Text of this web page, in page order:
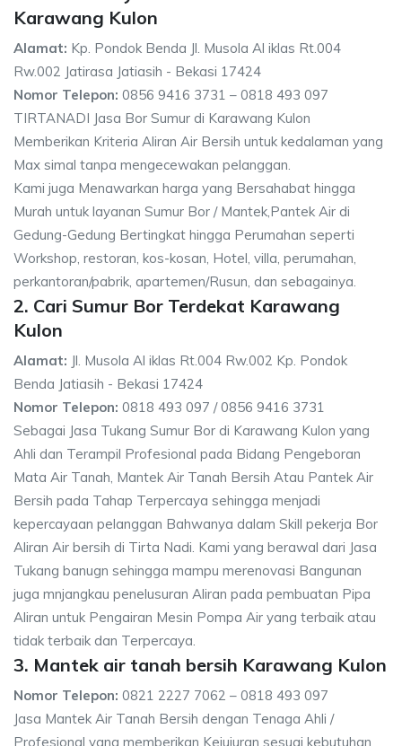
Karawang Kulon
Alamat: Kp. Pondok Benda Jl. Musola Al iklas Rt.004
Rw.002 Jatirasa Jatiasih - Bekasi 17424
Nomor Telepon: 0856 9416 3731 – 0818 493 097
TIRTANADI Jasa Bor Sumur di Karawang Kulon
Memberikan Kriteria Aliran Air Bersih untuk kedalaman yang
Max simal tanpa mengecewakan pelanggan.
Kami juga Menawarkan harga yang Bersahabat hingga
Murah untuk layanan Sumur Bor / Mantek,Pantek Air di
Gedung-Gedung Bertingkat hingga Perumahan seperti
Workshop, restoran, kos-kosan, Hotel, villa, perumahan,
perkantoran/pabrik, apartemen/Rusun, dan sebagainya.
2. Cari Sumur Bor Terdekat Karawang
Kulon
Alamat: Jl. Musola Al iklas Rt.004 Rw.002 Kp. Pondok
Benda Jatiasih - Bekasi 17424
Nomor Telepon: 0818 493 097 / 0856 9416 3731
Sebagai Jasa Tukang Sumur Bor di Karawang Kulon yang
Ahli dan Terampil Profesional pada Bidang Pengeboran
Mata Air Tanah, Mantek Air Tanah Bersih Atau Pantek Air
Bersih pada Tahap Terpercaya sehingga menjadi
kepercayaan pelanggan Bahwanya dalam Skill pekerja Bor
Aliran Air bersih di Tirta Nadi. Kami yang berawal dari Jasa
Tukang banugn sehingga mampu merenovasi Bangunan
juga mnjangkau penelusuran Aliran pada pembuatan Pipa
Aliran untuk Pengairan Mesin Pompa Air yang terbaik atau
tidak terbaik dan Terpercaya.
3. Mantek air tanah bersih Karawang Kulon
Nomor Telepon: 0821 2227 7062 – 0818 493 097
Jasa Mantek Air Tanah Bersih dengan Tenaga Ahli /
Profesional yang memberikan Kejujuran sesuai kebutuhan